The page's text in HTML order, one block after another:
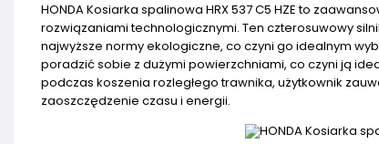
HONDA Kosiarka spalinowa HRX 537 C5 HZE to
rozwiązaniami technologicznymi. Ten czterosuwowy
najwyższe normy ekologiczne, co czyni go idealnym
poradzić sobie z dużymi powierzchniami, co czyni ją
podczas koszenia rozległego trawnika, użytkownik
zaoszczędzenie czasu i energii.